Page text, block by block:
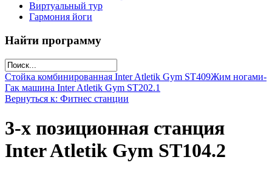
Виртуальный тур
Гармония йоги
Найти программу
Стойка комбинированная Inter Atletik Gym ST409Жим ногами-
Гак машина Inter Atletik Gym ST202.1
Вернуться к: Фитнес станции
3-х позиционная станция
Inter Atletik Gym ST104.2